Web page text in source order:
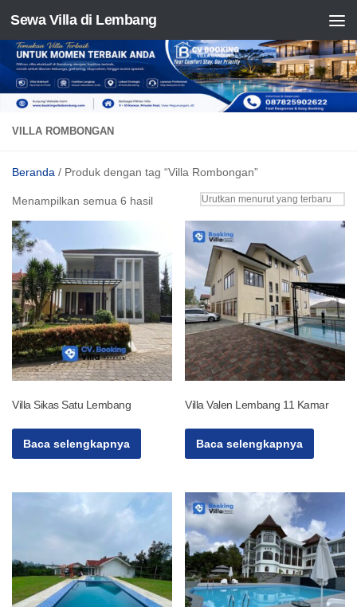
Skip to content
Sewa Villa di Lembang
VILLA ROMBONGAN
Beranda / Produk dengan tag “Villa Rombongan”
Menampilkan semua 6 hasilDiurutkan
terbaru
Villa Sikas Satu Lembang
Baca selengkapnya
Villa Valen Lembang 11 Kamar
Baca selengkapnya